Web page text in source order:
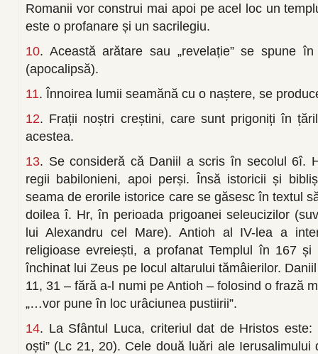
Romanii vor construi mai apoi pe acel loc un
este o profanare și un sacrilegiu.
10. Această arătare sau „revelație” se spune
(apocalipsă).
11. Înnoirea lumii seamănă cu o naștere, se
12. Frații noștri creștini, care sunt prigoniți în
acestea.
13. Se consideră că Daniil a scris în secolul 6î.
regii babilonieni, apoi perși. Însă istoricii și
seama de erorile istorice care se găsesc în textul
doilea î. Hr, în perioada prigoanei seleucizilor
lui Alexandru cel Mare). Antioh al IV-lea a
religioase evreiești, a profanat Templul în 167
închinat lui Zeus pe locul altarului tămâierilor.
11, 31 – fără a-l numi pe Antioh – folosind o frază
„…vor pune în loc urâciunea pustiirii”.
14. La Sfântul Luca, criteriul dat de Hristos este:
oști” (Lc 21, 20). Cele două luări ale